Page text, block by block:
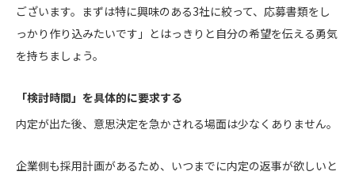
ございます。まずは特に興味のある3社に絞って、応募書類をし
っかり作り込みたいです」とはっきりと自分の希望を伝える勇気
を持ちましょう。
「検討時間」を具体的に要求する
内定が出た後、意思決定を急かされる場面は少なくありません。
企業側も採用計画があるため、いつまでに内定の返事が欲しいと